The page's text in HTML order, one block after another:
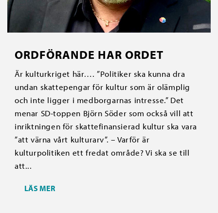
ORDFÖRANDE HAR ORDET
Är kulturkriget här…. ”Politiker ska kunna dra
undan skattepengar för kultur som är olämplig
och inte ligger i medborgarnas intresse.” Det
menar SD-toppen Björn Söder som också vill att
inriktningen för skattefinansierad kultur ska vara
”att värna vårt kulturarv”. – Varför är
kulturpolitiken ett fredat område? Vi ska se till
att...
LÄS MER